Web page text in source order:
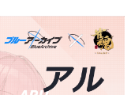
… ゲームにまつわる言葉
ーター文化史研究家・タ